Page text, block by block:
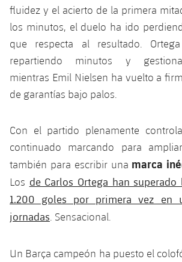
fluidez y el acierto de la primera
los minutos, el duelo ha ido
que respecta al resultado.
repartiendo minutos y
mientras Emil Nielsen ha vuelto a
de garantías bajo palos.
Con el partido plenamente
continuado marcando para
también para escribir una marca
Los de Carlos Ortega han
1.200 goles por primera vez en
jornadas . Sensacional.
Un Barça campeón ha puesto el